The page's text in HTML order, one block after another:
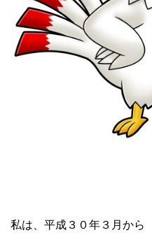
私は、平成３０年３月から